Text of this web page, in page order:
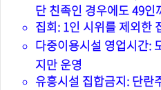
단 친족인 경우에도 49인
집회: 1인 시위를 제외한
다중이용시설 영업시간:
지만 운영
유흥시설 집합금지: 단란